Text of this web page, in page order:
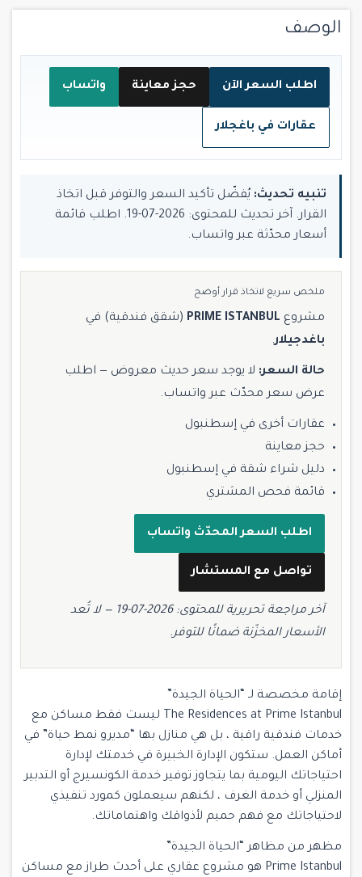
الوصف
اطلب السعر الآن حجز معاينة واتساب
عقارات في باغجلار
تنبيه تحديث: يُفضّل تأكيد السعر والتوفر قبل اتخاذ
القرار. آخر تحديث للمحتوى: 2026-07-19. اطلب قائمة
أسعار محدّثة عبر واتساب.
ملخص سريع لاتخاذ قرار أوضح
مشروع PRIME ISTANBUL (شقق فندقية) في
باغدجيلار.
حالة السعر: لا يوجد سعر حديث معروض — اطلب
عرض سعر محدّث عبر واتساب.
عقارات أخرى في إسطنبول
حجز معاينة
دليل شراء شقة في إسطنبول
قائمة فحص المشتري
اطلب السعر المحدّث واتساب
تواصل مع المستشار
آخر مراجعة تحريرية للمحتوى: 2026-07-19 — لا تُعد
الأسعار المخزّنة ضمانًا للتوفر.
إقامة مخصصة لـ “الحياة الجيدة”
The Residences at Prime Istanbul ليست فقط مساكن مع
خدمات فندقية راقية ، بل هي منازل بها “مديرو نمط حياة” في
أماكن العمل. ستكون الإدارة الخبيرة في خدمتك لإدارة
احتياجاتك اليومية بما يتجاوز توفير خدمة الكونسيرج أو التدبير
المنزلي أو خدمة الغرف ، لكنهم سيعملون كمورد تنفيذي
لاحتياجاتك مع فهم حميم لأذواقك واهتماماتك.
مظهر من مظاهر “الحياة الجيدة”
Prime Istanbul هو مشروع عقاري على أحدث طراز مع مساكن